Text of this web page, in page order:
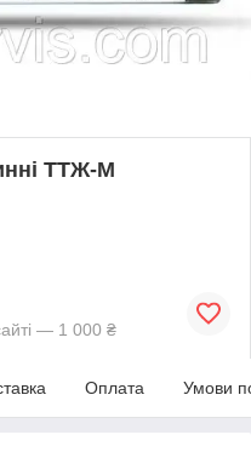
ТТЖ-М
— 1 000 ₴
Оплата Умови